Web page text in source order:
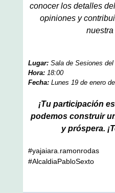
conocer los detalles
opiniones y
Lugar: Sala de Sesiones
Hora: 18:00
Fecha: Lunes 19 de enero de
¡Tu participación
podemos construir
y próspera.
#yajaiara.ramonrodas
#AlcaldiaPabloSexto